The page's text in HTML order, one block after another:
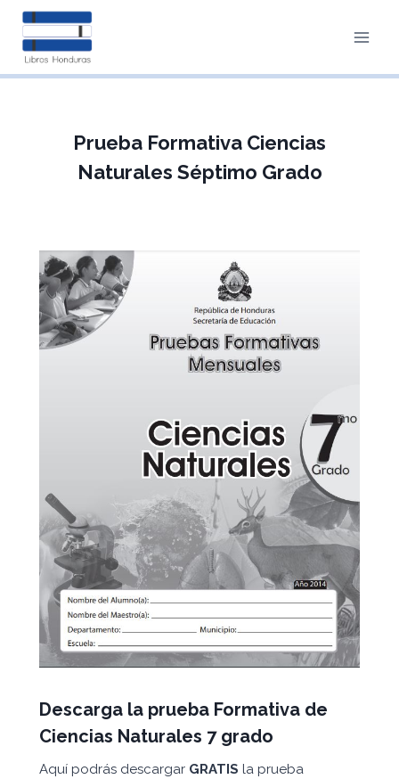
Saltar
contenido
Prueba Formativa Ciencias
Naturales Séptimo Grado
Descarga la prueba Formativa de
Ciencias Naturales 7 grado
Aquí podrás descargar GRATIS la prueba